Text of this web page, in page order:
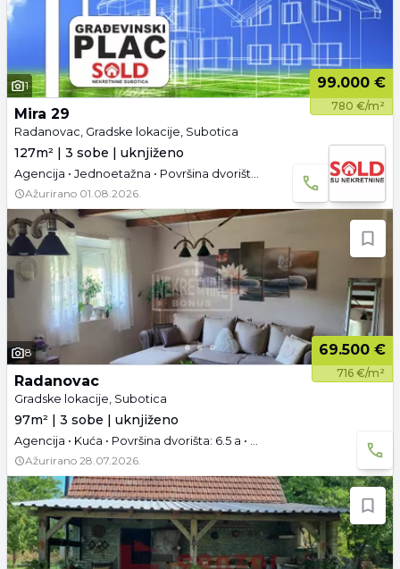
1 99.000 €
780 €/m²
Mira 29
Radanovac, Gradske lokacije, Subotica
127m² | 3 sobe | uknjiženo
Agencija • Jednoetažna • Površina dvorišta: 36.22 a • Uknjižen
Ažurirano 01.08.2026.
8 69.500 €
716 €/m²
Radanovac
Gradske lokacije, Subotica
97m² | 3 sobe | uknjiženo
Agencija • Kuća • Površina dvorišta: 6.5 a • Uknjižen • Prazno • Tavan • Garaža i parking • 3D tura
Ažurirano 28.07.2026.